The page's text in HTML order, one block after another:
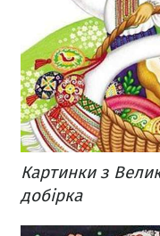
Картинки з
добірка